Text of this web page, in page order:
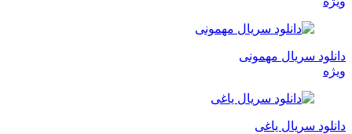
دانلود سریال مهمونی
ویژه
دانلود سریال یاغی